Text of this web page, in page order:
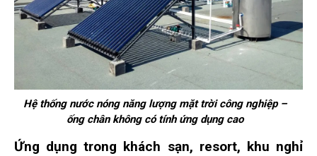
Hệ thống nước nóng năng lượng mặt trời công nghiệp –
ống chân không có tính ứng dụng cao
Ứng dụng trong khách sạn, resort, khu nghỉ